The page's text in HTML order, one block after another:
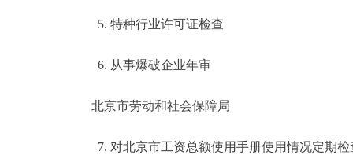
5. 特种行业许可证检查
6. 从事爆破企业年审
北京市劳动和社会保障局
7. 对北京市工资总额使用手册使用情况定期检